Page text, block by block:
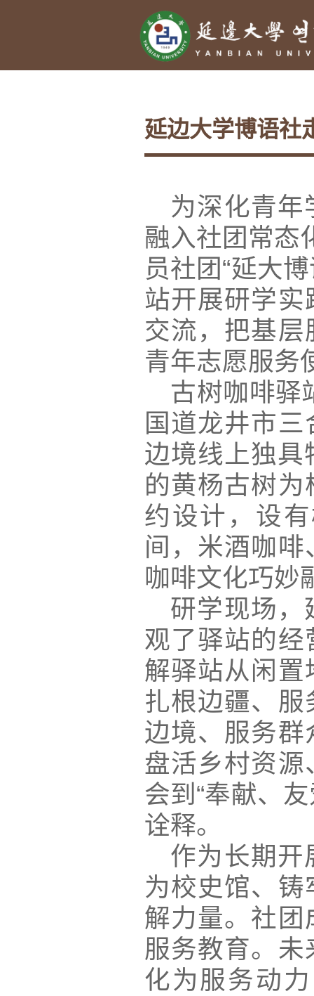
延边大学博语社
为深化青年
融入社团常态
员社团“延大
站开展研学
交流，把基
青年志愿服务
古树咖啡驿
国道龙井市
边境线上独具
的黄杨古树
约设计，设
间，米酒咖
咖啡文化巧妙
研学现场，
观了驿站的
解驿站从闲
扎根边疆、
边境、服务
盘活乡村资
会到“奉献、
诠释。
作为长期开
为校史馆、
解力量。社
服务教育。
化为服务动